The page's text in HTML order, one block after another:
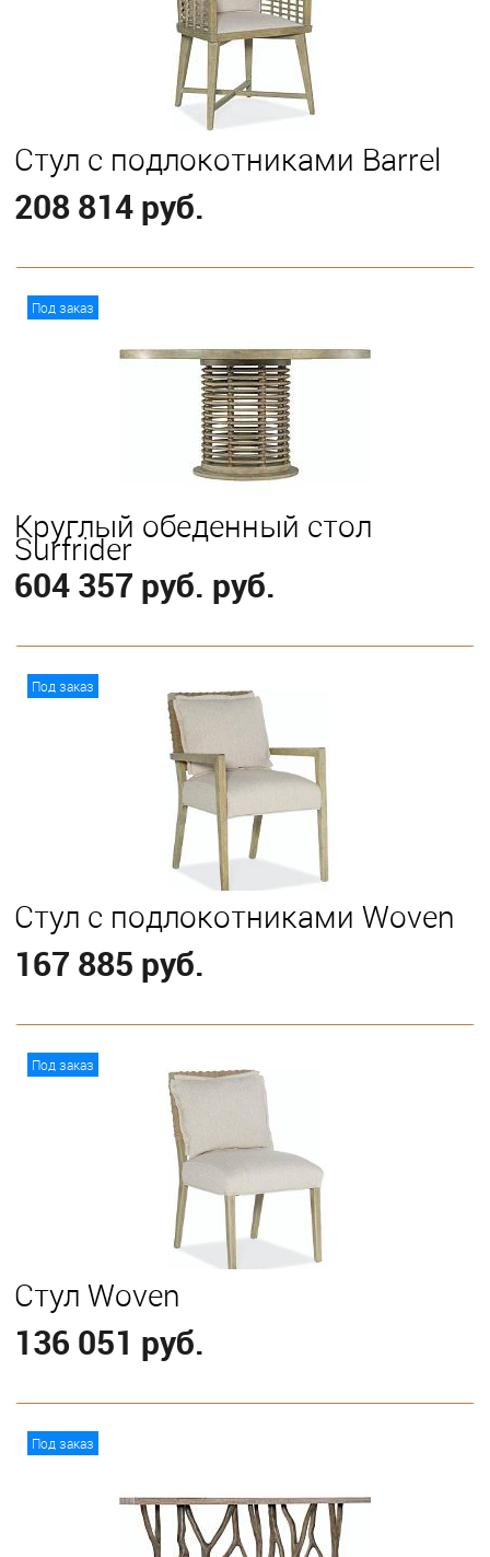
Стул с подлокотниками Barrel
208 814 руб.
Под заказ
Круглый обеденный стол
Surfrider
604 357 руб. руб.
Под заказ
Стул с подлокотниками Woven
167 885 руб.
Под заказ
Стул Woven
136 051 руб.
Под заказ